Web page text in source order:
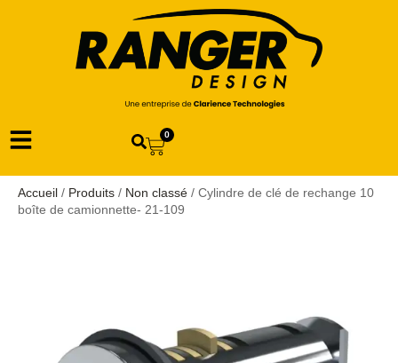
0
Accueil / Produits / Non classé / Cylindre de clé de rechange 10
boîte de camionnette- 21-109